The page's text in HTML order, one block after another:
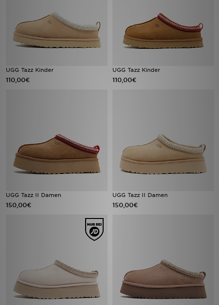
UGG Tazz Kinder
110,00€
UGG Tazz Kinder
110,00€
UGG Tazz II Damen
150,00€
UGG Tazz II Damen
150,00€
Bestellverfolgung
Hilfe & Kontakt